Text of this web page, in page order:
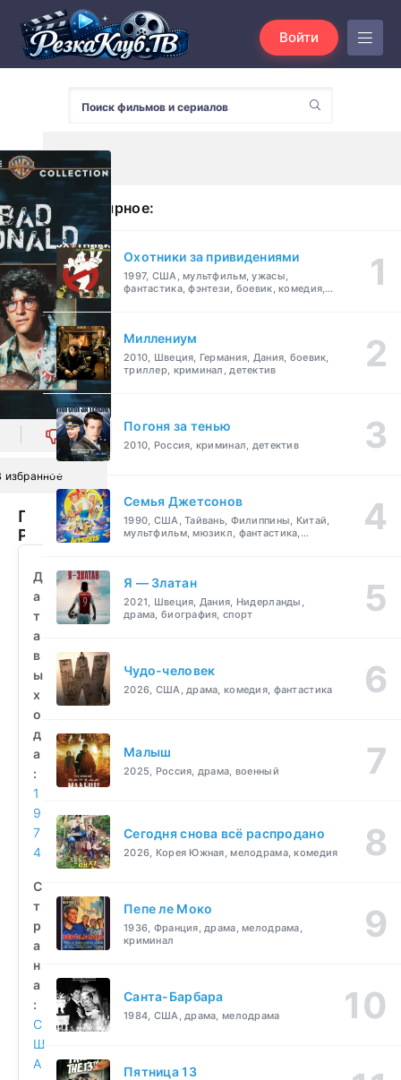
Войти
0
избранное
Плохой
Рональд
смотреть
бесплатно
Д
а
т
а
в
ы
х
о
д
а
:
1
9
7
4
С
т
р
а
н
а
:
С
Ш
А
Популярное:
Охотники за привидениями
1997, США, мультфильм, ужасы,
фантастика, фэнтези, боевик, комедия,
Миллениум
2010, Швеция, Германия, Дания, боевик,
триллер, криминал, детектив
Погоня за тенью
2010, Россия, криминал, детектив
Семья Джетсонов
1990, США, Тайвань, Филиппины, Китай,
мультфильм, мюзикл, фантастика,
Я — Златан
2021, Швеция, Дания, Нидерланды,
драма, биография, спорт
Чудо-человек
2026, США, драма, комедия, фантастика
Малыш
2025, Россия, драма, военный
Сегодня снова всё распродано
2026, Корея Южная, мелодрама, комедия
Пепе ле Моко
1936, Франция, драма, мелодрама,
криминал
Санта-Барбара
1984, США, драма, мелодрама
Пятница 13